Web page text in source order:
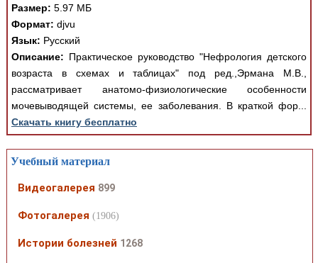
Размер: 5.97 МБ
Формат: djvu
Язык: Русский
Описание: Практическое руководство "Нефрология детского
возраста в схемах и таблицах" под ред.,Эрмана М.В.,
рассматривает анатомо-физиологические особенности
мочевыводящей системы, ее заболевания. В краткой фор...
Скачать книгу бесплатно
Учебный материал
Видеогалерея 899
Фотогалерея (1906)
Истории болезней 1268